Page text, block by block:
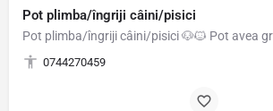
Pot plimba/îngriji câini/pisici
0744270459